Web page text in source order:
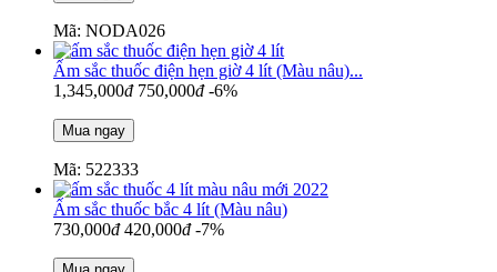
Mã: NODA026
Ấm sắc thuốc điện hẹn giờ 4 lít (Màu nâu)...
1,345,000đ 750,000đ -6%
Mã: 522333
Ấm sắc thuốc bắc 4 lít (Màu nâu)
730,000đ 420,000đ -7%